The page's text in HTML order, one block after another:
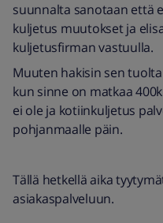
suunnalta sanotaan että
kuljetus muutokset ja
kuljetusfirman vastuulla.
Muuten hakisin sen
kun sinne on matkaa
ei ole ja kotiinkuljetus
pohjanmaalle päin.
Tällä hetkellä aika
asiakaspalveluun.